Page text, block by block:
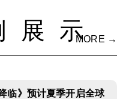
展示
MORE →
临》预计夏季开启全球